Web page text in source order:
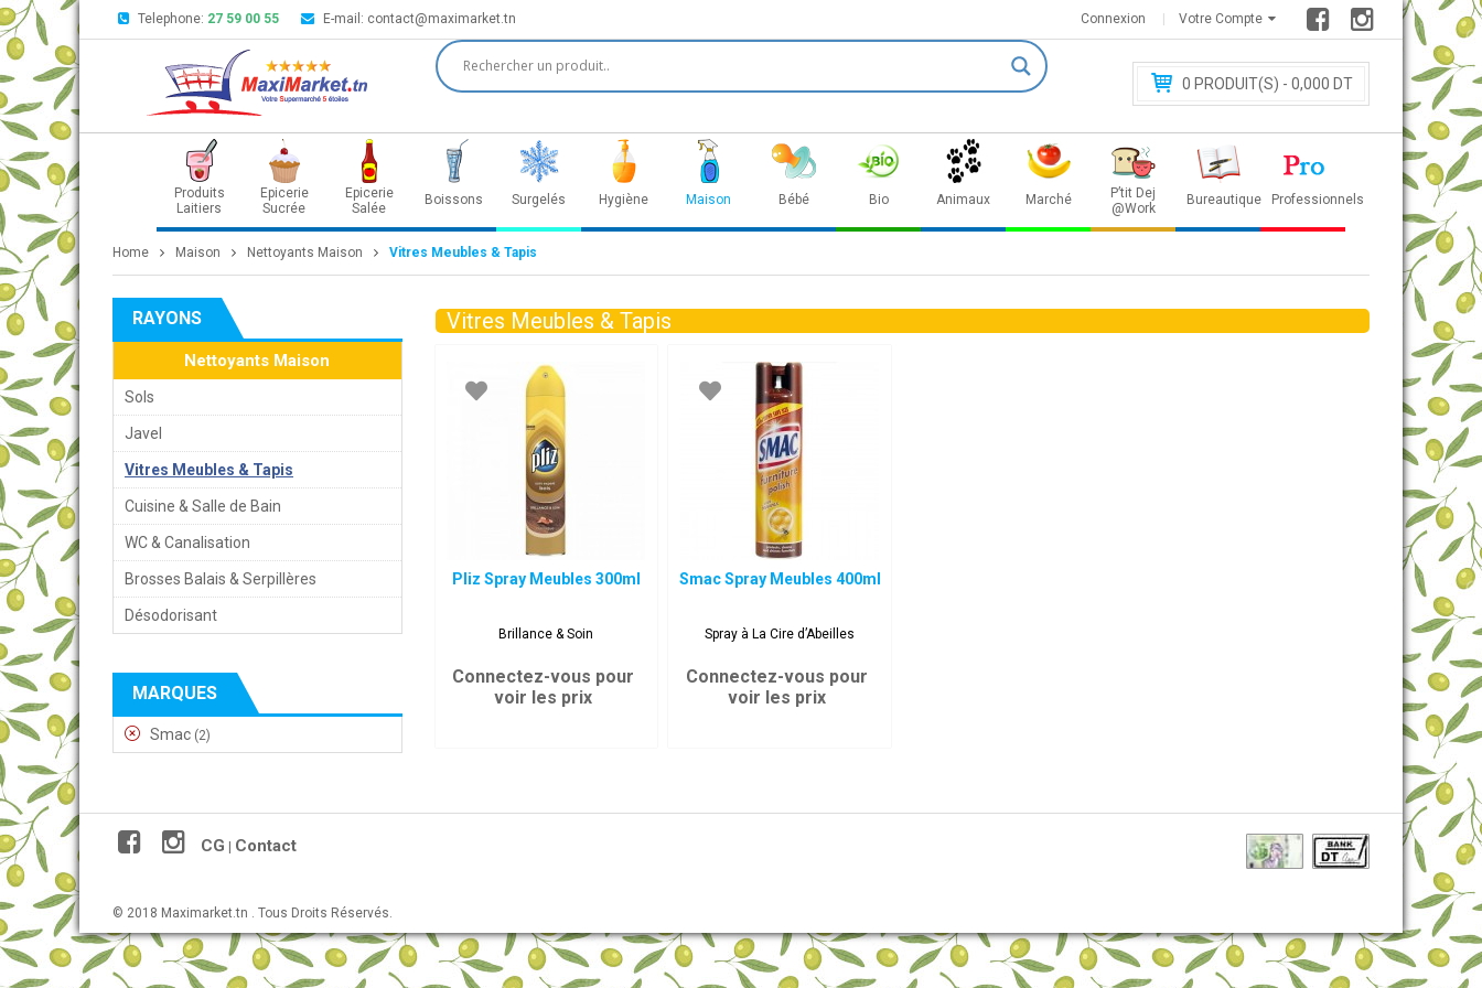
Telephone: 27 59 00 55 E-mail: contact@maximarket.tn Votre Compte
Connexion
0 PRODUIT(S) - 0,000 DT
Produits
Laitiers
Epicerie
Sucrée
Epicerie
Salée
Boissons Surgelés Hygiène Maison Bébé Bio Animaux Marché
P’tit Dej
@Work
Bureautique Professionnels
Home Maison Nettoyants Maison Vitres Meubles & Tapis
RAYONS
Nettoyants Maison
Sols
Javel
Vitres Meubles & Tapis
Cuisine & Salle de Bain
WC & Canalisation
Brosses Balais & Serpillères
Désodorisant
MARQUES
Smac (2)
Vitres Meubles & Tapis
Pliz Spray Meubles 300ml
Brillance & Soin
Connectez-vous pour
voir les prix
Smac Spray Meubles 400ml
Spray à La Cire d’Abeilles
Connectez-vous pour
voir les prix
CG Contact
© 2018 Maximarket.tn . Tous Droits Réservés.